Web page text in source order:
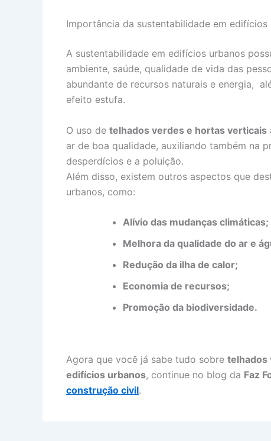
Importância da sustentabilidade em edifícios
A sustentabilidade em edifícios urbanos
ambiente, saúde, qualidade de vida das
abundante de recursos naturais e energia,
efeito estufa.
O uso de telhados verdes e hortas verticais
ar de boa qualidade, auxiliando também na
desperdícios e a poluição.
Além disso, existem outros aspectos que
urbanos, como:
Alívio das mudanças climáticas;
Melhora da qualidade do ar e
Redução da ilha de calor;
Economia de recursos;
Promoção da biodiversidade.
Agora que você já sabe tudo sobre telhados
edifícios urbanos, continue no blog da Faz
construção civil.